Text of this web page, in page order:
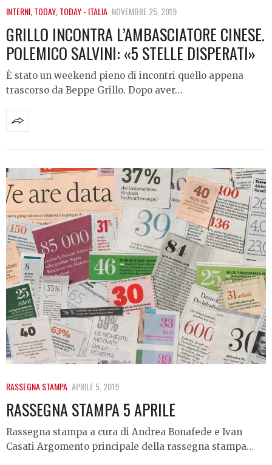
INTERNI,TODAY,TODAY - ITALIA NOVEMBRE 25, 2019
GRILLO INCONTRA L’AMBASCIATORE CINESE.
POLEMICO SALVINI: «5 STELLE DISPERATI»
È stato un weekend pieno di incontri quello appena
trascorso da Beppe Grillo. Dopo aver…
RASSEGNA STAMPA APRILE 5, 2019
RASSEGNA STAMPA 5 APRILE
Rassegna stampa a cura di Andrea Bonafede e Ivan
Casati Argomento principale della rassegna stampa…